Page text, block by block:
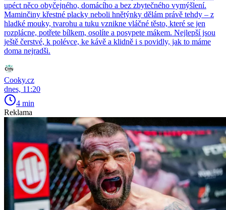
upéct něco obyčejného, domácího a bez zbytečného vymýšlení.
Maminčiny křestné placky neboli hnětýnky dělám právě tehdy – z
hladké mouky, tvarohu a tuku vznikne vláčné těsto, které se jen
rozplácne, potřete bílkem, osolíte a posypete mákem. Nejlepší jsou
ještě čerstvé, k polévce, ke kávě a klidně i s povidly, jak to máme
doma nejradši.
Cooky.cz
dnes, 11:20
4 min
Reklama